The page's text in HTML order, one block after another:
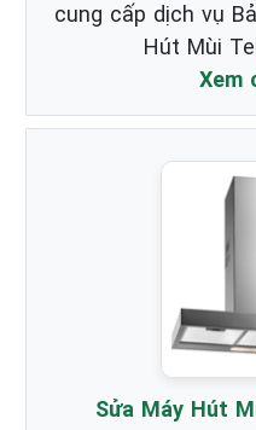
cung cấp dịch vụ
Hút Mùi
Xem
Sửa Máy Hút